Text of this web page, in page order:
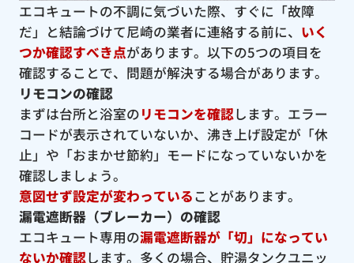
エコキュートの不調に気づいた際、すぐに「故障
だ」と結論づけて尼崎の業者に連絡する前に、 いく
つか確認すべき点があります。以下の5つの項目を
確認することで、問題が解決する場合があります。
リモコンの確認
まずは台所と浴室のリモコンを確認します。エラー
コードが表示されていないか、沸き上げ設定が「休
止」や「おまかせ節約」モードになっていないかを
確認しましょう。
意図せず設定が変わっていることがあります。
漏電遮断器（ブレーカー）の確認
エコキュート専用の漏電遮断器が「切」になってい
ないか確認します。多くの場合、貯湯タンクユニッ